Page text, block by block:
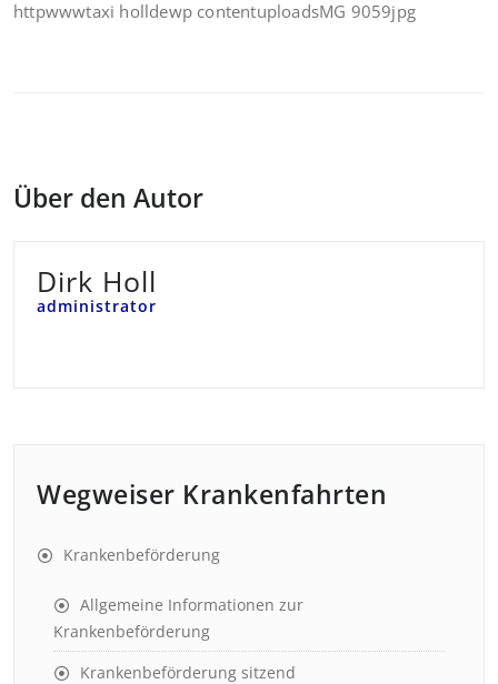
httpwwwtaxi holldewp contentuploadsMG 9059jpg
Über den Autor
Dirk Holl
administrator
Wegweiser Krankenfahrten
Krankenbeförderung
Allgemeine Informationen zur
Krankenbeförderung
Krankenbeförderung sitzend